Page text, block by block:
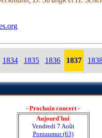
1834 1835 1836 1837
- Prochain concert -
Aujourd'hui
Vendredi 7 Août
Pontaumur (63)